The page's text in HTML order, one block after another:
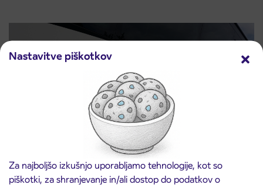
Nastavitve piškotkov
Za najboljšo izkušnjo uporabljamo tehnologije, kot so
piškotki, za shranjevanje in/ali dostop do podatkov o
3. 8. 2026
Obvestilo o popolni zapori ceste